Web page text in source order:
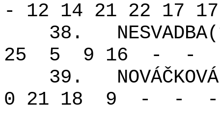
- 12 14 21 22 17 17
38.
25
5 9 16 - -
39.
0 21 18
9 - - -